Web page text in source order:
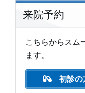
来院予約
こちらからスム
ます。
初診の